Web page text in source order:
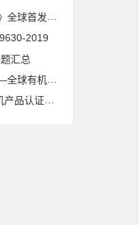
模跻身世界第三
2019
汇总
（含饮料）市场
证书的公告